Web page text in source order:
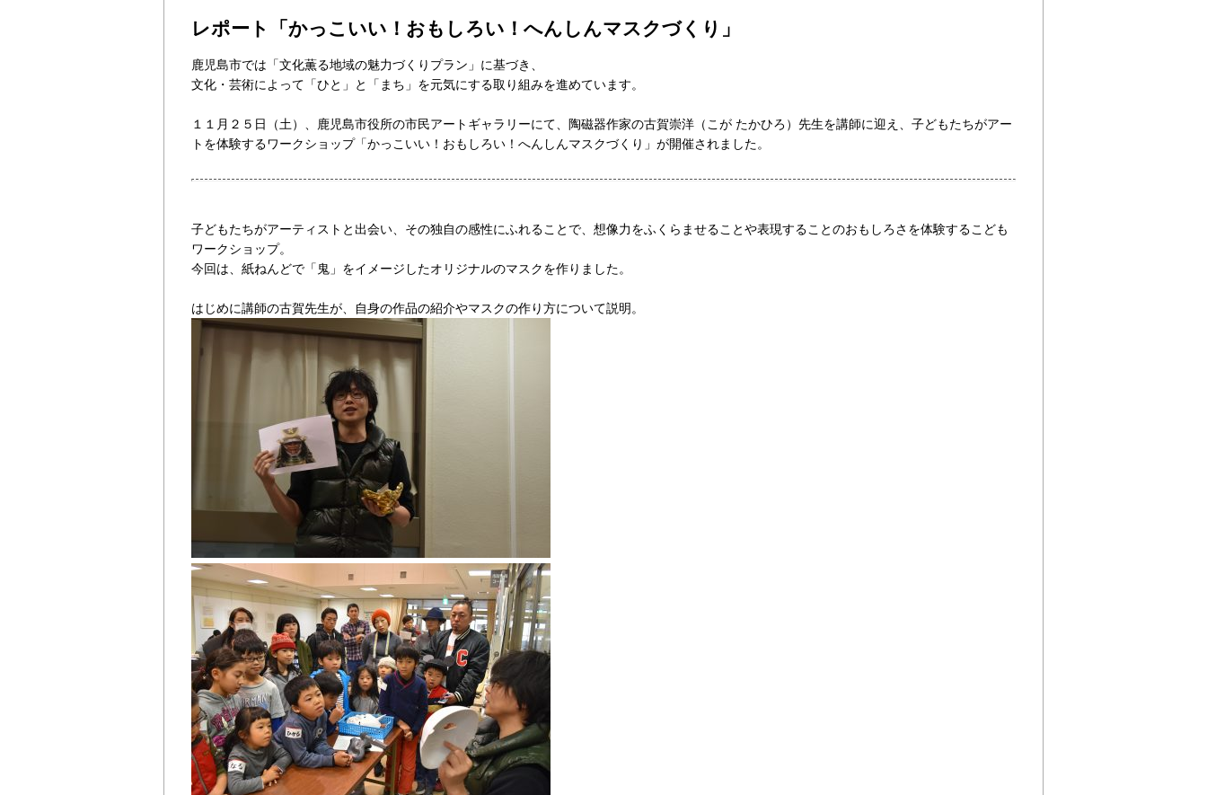
レポート「かっこいい！おもしろい！へんしんマスクづくり」
鹿児島市では「文化薫る地域の魅力づくりプラン」に基づき、
文化・芸術によって「ひと」と「まち」を元気にする取り組みを進めています。
１１月２５日（土）、鹿児島市役所の市民アートギャラリーにて、陶磁器作家の古賀崇洋（こが たかひろ）先生を講師に迎え、子どもたちがアー
トを体験するワークショップ「かっこいい！おもしろい！へんしんマスクづくり」が開催されました。
子どもたちがアーティストと出会い、その独自の感性にふれることで、想像力をふくらませることや表現することのおもしろさを体験するこども
ワークショップ。
今回は、紙ねんどで「鬼」をイメージしたオリジナルのマスクを作りました。
はじめに講師の古賀先生が、自身の作品の紹介やマスクの作り方について説明。